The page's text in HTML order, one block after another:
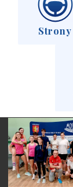
Strony